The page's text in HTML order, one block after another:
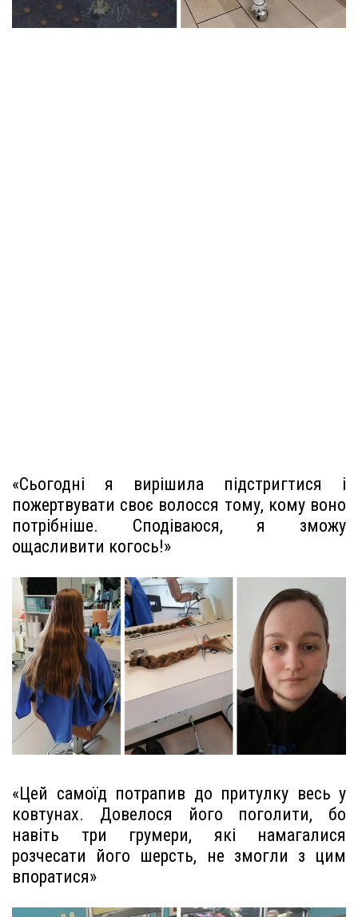
«Сьогодні я вирішила підстригтися і
пожертвувати своє волосся тому, кому воно
потрібніше. Сподіваюся, я зможу
ощасливити когось!»
«Цей самоїд потрапив до притулку весь у
ковтунах. Довелося його поголити, бо
навіть три грумери, які намагалися
розчесати його шерсть, не змогли з цим
впоратися»